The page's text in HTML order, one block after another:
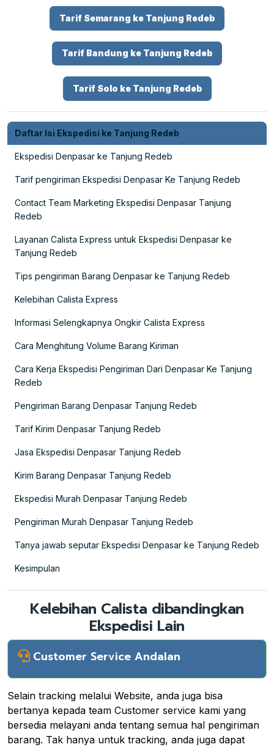
Tarif Semarang ke Tanjung Redeb
Tarif Bandung ke Tanjung Redeb
Tarif Solo ke Tanjung Redeb
Daftar Isi Ekspedisi ke Tanjung Redeb
Ekspedisi Denpasar ke Tanjung Redeb
Tarif pengiriman Ekspedisi Denpasar Ke Tanjung Redeb
Contact Team Marketing Ekspedisi Denpasar Tanjung
Redeb
Layanan Calista Express untuk Ekspedisi Denpasar ke
Tanjung Redeb
Tips pengiriman Barang Denpasar ke Tanjung Redeb
Kelebihan Calista Express
Informasi Selengkapnya Ongkir Calista Express
Cara Menghitung Volume Barang Kiriman
Cara Kerja Ekspedisi Pengiriman Dari Denpasar Ke Tanjung
Redeb
Pengiriman Barang Denpasar Tanjung Redeb
Tarif Kirim Denpasar Tanjung Redeb
Jasa Ekspedisi Denpasar Tanjung Redeb
Kirim Barang Denpasar Tanjung Redeb
Ekspedisi Murah Denpasar Tanjung Redeb
Pengiriman Murah Denpasar Tanjung Redeb
Tanya jawab seputar Ekspedisi Denpasar ke Tanjung Redeb
Kesimpulan
Kelebihan Calista dibandingkan
Ekspedisi Lain
Customer Service Andalan
Selain tracking melalui Website, anda juga bisa
bertanya kepada team Customer service kami yang
bersedia melayani anda tentang semua hal pengiriman
barang. Tak hanya untuk tracking, anda juga dapat